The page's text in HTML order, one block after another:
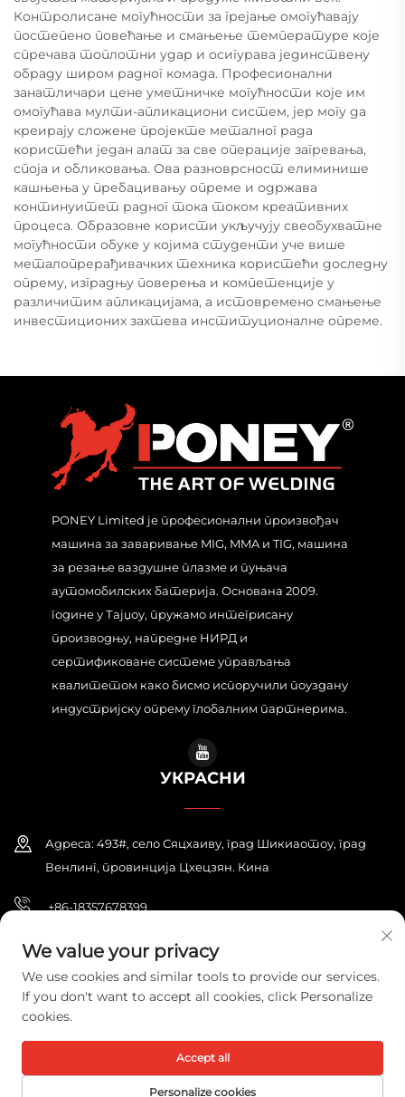
Контролисане могућности за грејање омогућавају
постепено повећање и смањење температуре које
спречава топлотни удар и осигурава јединствену
обраду широм радног комада. Професионални
занатличари цене уметничке могућности које им
омогућава мулти-апликациони систем, јер могу да
креирају сложене пројекте металног рада
користећи један алат за све операције загревања,
споја и обликовања. Ова разноврсност елиминише
кашњења у пребацивању опреме и одржава
континуитет радног тока током креативних
процеса. Образовне користи укључују свеобухватне
могућности обуке у којима студенти уче више
металопрерађивачких техника користећи доследну
опрему, изградњу поверења и компетенције у
различитим апликацијама, а истовремено смањење
инвестиционих захтева институционалне опреме.
PONEY Limited је професионални произвођач
машина за заваривање MIG, MMA и TIG, машина
за резање ваздушне плазме и пуњача
аутомобилских батерија. Основана 2009.
године у Тајџоу, пружамо интегрисану
производњу, напредне НИРД и
сертификоване системе управљања
квалитетом како бисмо испоручили поуздану
индустријску опрему глобалним партнерима.
УКРАСНИ
Адреса: 493#, село Сяцхаиву, град Шикиаотоу, град
Венлинг, провинција Цхецзян. Кина
+86-18357678399
[email protected]
Ауторско право © 2026 ZHEJIANG PONEY ELECTRIC CO., LTD. Сва
права су задржана. Политике приватности
We value your privacy
We use cookies and similar tools to provide our services.
If you don't want to accept all cookies, click Personalize
cookies.
Personalize cookies
Accept all